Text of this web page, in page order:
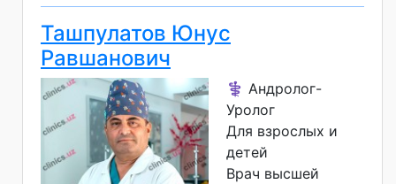
Ташпулатов Юнус
Равшанович
⚕️ Андролог-
Уролог
Для взрослых и
детей
Врач высшей